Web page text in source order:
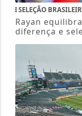
SELEÇÃO
Rayan
diferença e